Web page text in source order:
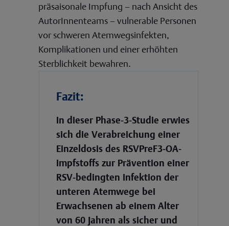
präsaisonale Impfung – nach Ansicht des
AutorInnenteams – vulnerable Personen
vor schweren Atemwegsinfekten,
Komplikationen und einer erhöhten
Sterblichkeit bewahren.
Fazit:
In dieser Phase-3-Studie erwies
sich die Verabreichung einer
Einzeldosis des RSVPreF3-OA-
Impfstoffs zur Prävention einer
RSV-bedingten Infektion der
unteren Atemwege bei
Erwachsenen ab einem Alter
von 60 Jahren als sicher und